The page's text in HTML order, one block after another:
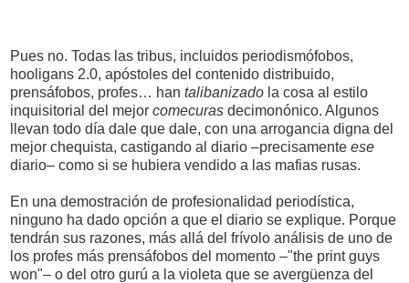
Pues no. Todas las tribus, incluidos periodismófobos,
hooligans 2.0, apóstoles del contenido distribuido,
prensáfobos, profes… han talibanizado la cosa al estilo
inquisitorial del mejor comecuras decimonónico. Algunos
llevan todo día dale que dale, con una arrogancia digna del
mejor chequista, castigando al diario –precisamente ese
diario– como si se hubiera vendido a las mafias rusas.
En una demostración de profesionalidad periodística,
ninguno ha dado opción a que el diario se explique. Porque
tendrán sus razones, más allá del frívolo análisis de uno de
los profes más prensáfobos del momento –"the print guys
won"– o del otro gurú a la violeta que se avergüenza del